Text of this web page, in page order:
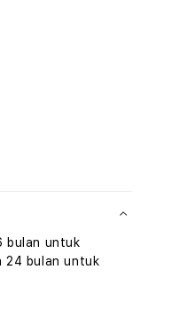
bulan untuk
24 bulan untuk